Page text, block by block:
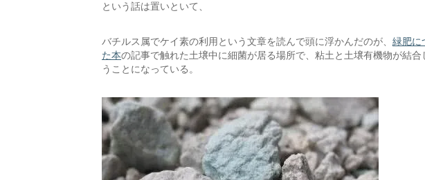
という話は置いといて、
バチルス属でケイ素の利用という文章を読んで頭に浮かんだのが、 緑肥に
た本の記事で触れた土壌中に細菌が居る場所で、粘土と土壌有機物が結
うことになっている。